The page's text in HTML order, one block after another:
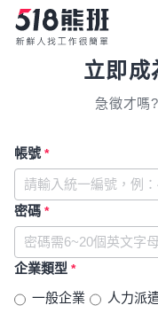
立即成
急徵才嗎
帳號 *
密碼 *
企業類型 *
一般企業 人力派